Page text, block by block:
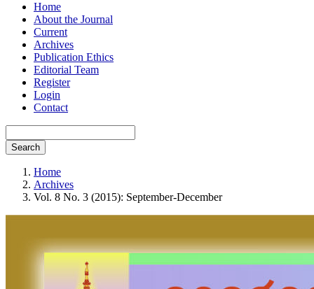
Home
About the Journal
Current
Archives
Publication Ethics
Editorial Team
Register
Login
Contact
Search
Home
Archives
Vol. 8 No. 3 (2015): September-December